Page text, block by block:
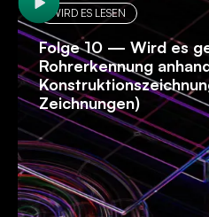
WIRD ES LESEN
Folge 10 — Wird es
Rohrerkennung
Zeichnungen)